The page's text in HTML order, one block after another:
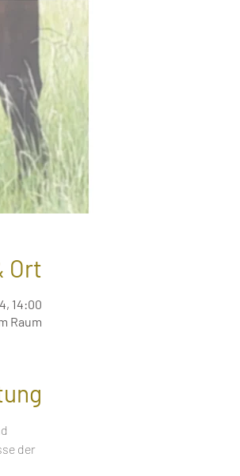
Ort
14:00
Raum
der